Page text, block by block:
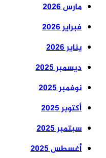
مارس 2026
فبراير 2026
يناير 2026
ديسمبر 2025
نوفمبر 2025
أكتوبر 2025
سبتمبر 2025
أغسطس 2025